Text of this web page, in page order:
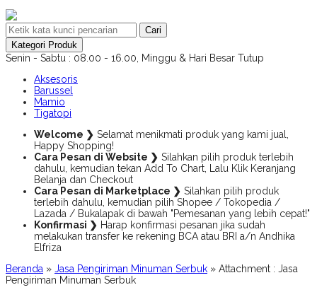
Cari
Kategori Produk
Senin - Sabtu : 08.00 - 16.00, Minggu & Hari Besar Tutup
Aksesoris
Barussel
Mamio
Tigatopi
Welcome ❯ Selamat menikmati produk yang kami jual,
Happy Shopping!
Cara Pesan di Website ❯ Silahkan pilih produk terlebih
dahulu, kemudian tekan Add To Chart, Lalu Klik Keranjang
Belanja dan Checkout
Cara Pesan di Marketplace ❯ Silahkan pilih produk
terlebih dahulu, kemudian pilih Shopee / Tokopedia /
Lazada / Bukalapak di bawah "Pemesanan yang lebih cepat!"
Konfirmasi ❯ Harap konfirmasi pesanan jika sudah
melakukan transfer ke rekening BCA atau BRI a/n Andhika
Elfriza
Beranda » Jasa Pengiriman Minuman Serbuk » Attachment : Jasa
Pengiriman Minuman Serbuk